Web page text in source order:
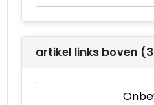
artikel links boven